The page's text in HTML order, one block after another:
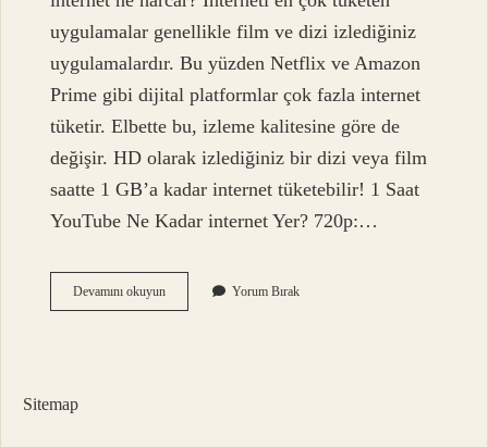
uygulamalar genellikle film ve dizi izlediğiniz
uygulamalardır. Bu yüzden Netflix ve Amazon
Prime gibi dijital platformlar çok fazla internet
tüketir. Elbette bu, izleme kalitesine göre de
değişir. HD olarak izlediğiniz bir dizi veya film
saatte 1 GB’a kadar internet tüketebilir! 1 Saat
YouTube Ne Kadar internet Yer? 720p:…
Devamını okuyunInterneti
En
Yorum Bırak
Sitemap